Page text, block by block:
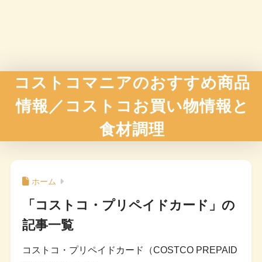
コストコマニアのおすすめ商品
情報／コストコお買い物情報と
食材調理
ホーム
「コストコ・プリペイドカード」の
記事一覧
コストコ・プリペイドカード（COSTCO PREPAID